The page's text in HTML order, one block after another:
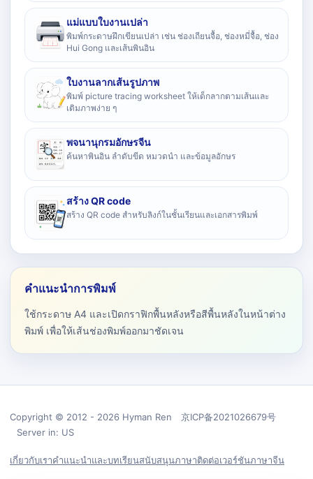
แม่แบบใบงานเปล่า
พิมพ์กระดาษฝึกเขียนเปล่า เช่น ช่องเถียนจื้อ, ช่องหมี่จื้อ, ช่อง
Hui Gong และเส้นพินอิน
ใบงานลากเส้นรูปภาพ
พิมพ์ picture tracing worksheet ให้เด็กลากตามเส้นและ
เติมภาพง่าย ๆ
พจนานุกรมอักษรจีน
ค้นหาพินอิน ลำดับขีด หมวดนำ และข้อมูลอักษร
สร้าง QR code
สร้าง QR code สำหรับลิงก์ในชั้นเรียนและเอกสารพิมพ์
คำแนะนำการพิมพ์
ใช้กระดาษ A4 และเปิดกราฟิกพื้นหลังหรือสีพื้นหลังในหน้าต่าง
พิมพ์ เพื่อให้เส้นช่องพิมพ์ออกมาชัดเจน
Copyright © 2012 - 2026 Hyman Ren 京ICP备2021026679号
Server in: US
เกี่ยวกับเราคำแนะนำและบทเรียนสนับสนุนภาษาติดต่อเวอร์ชันภาษาจีน